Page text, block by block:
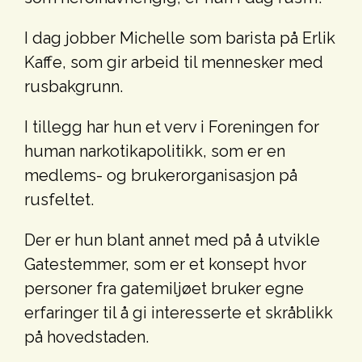
I dag jobber Michelle som barista på Erlik
Kaffe, som gir arbeid til mennesker med
rusbakgrunn.
I tillegg har hun et verv i Foreningen for
human narkotikapolitikk, som er en
medlems- og brukerorganisasjon på
rusfeltet.
Der er hun blant annet med på å utvikle
Gatestemmer, som er et konsept hvor
personer fra gatemiljøet bruker egne
erfaringer til å gi interesserte et skråblikk
på hovedstaden.